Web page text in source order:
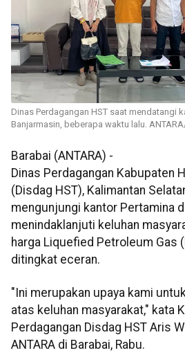
Dinas Perdagangan HST saat mendatangi
Banjarmasin, beberapa waktu lalu.
Barabai (ANTARA) -
Dinas Perdagangan Kabupaten
(Disdag HST), Kalimantan
mengunjungi kantor Pertamina
menindaklanjuti keluhan
harga Liquefied Petroleum Gas
ditingkat eceran.
"Ini merupakan upaya kami
atas keluhan masyarakat," kata
Perdagangan Disdag HST Aris
ANTARA di Barabai, Rabu.